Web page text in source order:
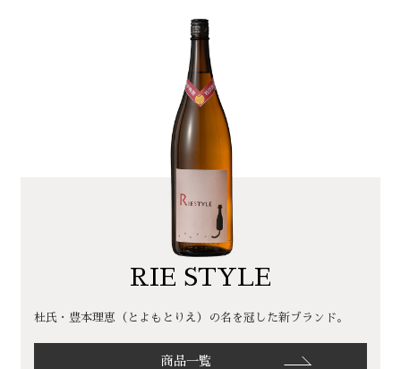
RIE STYLE
杜氏・豊本理恵（とよもとりえ）の名を冠した新ブランド。
商品一覧